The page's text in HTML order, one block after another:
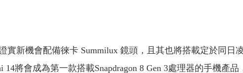
實新機會配備徠卡 Summilux 鏡頭，且其也將搭載定於同日
14將會成為第一款搭載Snapdragon 8 Gen 3處理器的手機產